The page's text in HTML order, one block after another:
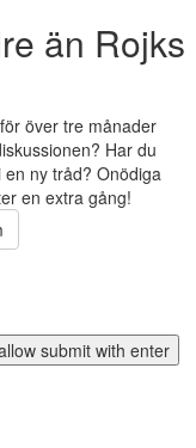
än Rojks
över tre månader
Har du
ny tråd? Onödiga
en extra gång!